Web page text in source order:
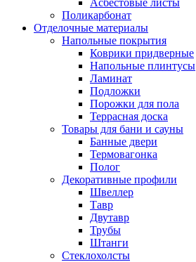
Асбестовые листы
Поликарбонат
Отделочные материалы
Напольные покрытия
Коврики придверные
Напольные плинтусы
Ламинат
Подложки
Порожки для пола
Террасная доска
Товары для бани и сауны
Банные двери
Термовагонка
Полог
Декоративные профили
Швеллер
Тавр
Двутавр
Трубы
Штанги
Стеклохолсты